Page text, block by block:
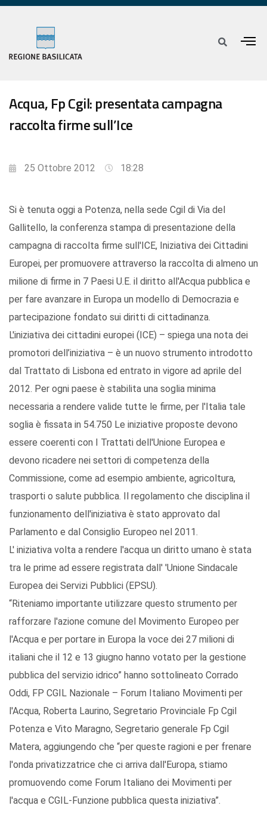
Acqua, Fp Cgil: presentata campagna
raccolta firme sull’Ice
25 Ottobre 2012 18:28
Si è tenuta oggi a Potenza, nella sede Cgil di Via del
Gallitello, la conferenza stampa di presentazione della
campagna di raccolta firme sull'ICE, Iniziativa dei Cittadini
Europei, per promuovere attraverso la raccolta di almeno un
milione di firme in 7 Paesi U.E. il diritto all'Acqua pubblica e
per fare avanzare in Europa un modello di Democrazia e
partecipazione fondato sui diritti di cittadinanza.
L'iniziativa dei cittadini europei (ICE) – spiega una nota dei
promotori dell’iniziativa – è un nuovo strumento introdotto
dal Trattato di Lisbona ed entrato in vigore ad aprile del
2012. Per ogni paese è stabilita una soglia minima
necessaria a rendere valide tutte le firme, per l'Italia tale
soglia è fissata in 54.750 Le iniziative proposte devono
essere coerenti con I Trattati dell'Unione Europea e
devono ricadere nei settori di competenza della
Commissione, come ad esempio ambiente, agricoltura,
trasporti o salute pubblica. Il regolamento che disciplina il
funzionamento dell'iniziativa è stato approvato dal
Parlamento e dal Consiglio Europeo nel 2011.
L' iniziativa volta a rendere l'acqua un diritto umano è stata
tra le prime ad essere registrata dall' 'Unione Sindacale
Europea dei Servizi Pubblici (EPSU).
“Riteniamo importante utilizzare questo strumento per
rafforzare l'azione comune del Movimento Europeo per
l'Acqua e per portare in Europa la voce dei 27 milioni di
italiani che il 12 e 13 giugno hanno votato per la gestione
pubblica del servizio idrico” hanno sottolineato Corrado
Oddi, FP CGIL Nazionale – Forum Italiano Movimenti per
l'Acqua, Roberta Laurino, Segretario Provinciale Fp Cgil
Potenza e Vito Maragno, Segretario generale Fp Cgil
Matera, aggiungendo che “per queste ragioni e per frenare
l'onda privatizzatrice che ci arriva dall'Europa, stiamo
promuovendo come Forum Italiano dei Movimenti per
l'acqua e CGIL-Funzione pubblica questa iniziativa”.